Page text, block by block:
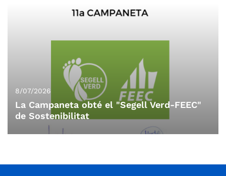
8/07/2026
La Campaneta obté el "Segell Verd-FEEC"
de Sostenibilitat